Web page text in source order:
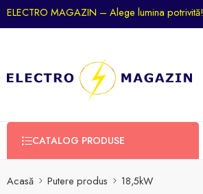
ELECTRO MAGAZIN – Alege lumina potrivită!
CATALOG PRODUSE
Acasă Putere produs 18,5kW